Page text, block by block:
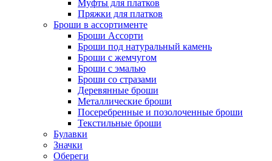
Муфты для платков
Пряжки для платков
Броши в ассортименте
Броши Ассорти
Броши под натуральный камень
Броши с жемчугом
Броши с эмалью
Броши со стразами
Деревянные броши
Металлические броши
Посеребренные и позолоченные броши
Текстильные броши
Булавки
Значки
Обереги